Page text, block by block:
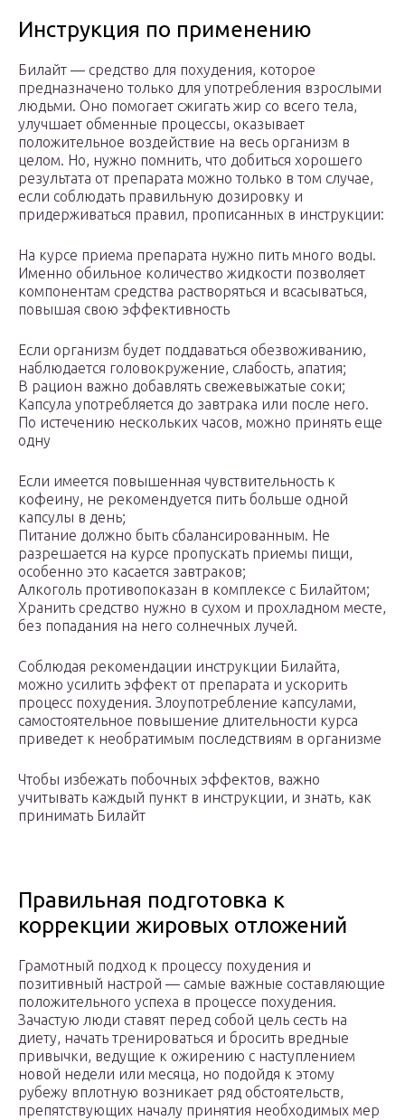
Инструкция по применению
Билайт — средство для похудения, которое
предназначено только для употребления взрослыми
людьми. Оно помогает сжигать жир со всего тела,
улучшает обменные процессы, оказывает
положительное воздействие на весь организм в
целом. Но, нужно помнить, что добиться хорошего
результата от препарата можно только в том случае,
если соблюдать правильную дозировку и
придерживаться правил, прописанных в инструкции:
На курсе приема препарата нужно пить много воды.
Именно обильное количество жидкости позволяет
компонентам средства растворяться и всасываться,
повышая свою эффективность
Если организм будет поддаваться обезвоживанию,
наблюдается головокружение, слабость, апатия;
В рацион важно добавлять свежевыжатые соки;
Капсула употребляется до завтрака или после него.
По истечению нескольких часов, можно принять еще
одну
Если имеется повышенная чувствительность к
кофеину, не рекомендуется пить больше одной
капсулы в день;
Питание должно быть сбалансированным. Не
разрешается на курсе пропускать приемы пищи,
особенно это касается завтраков;
Алкоголь противопоказан в комплексе с Билайтом;
Хранить средство нужно в сухом и прохладном месте,
без попадания на него солнечных лучей.
Соблюдая рекомендации инструкции Билайта,
можно усилить эффект от препарата и ускорить
процесс похудения. Злоупотребление капсулами,
самостоятельное повышение длительности курса
приведет к необратимым последствиям в организме
Чтобы избежать побочных эффектов, важно
учитывать каждый пункт в инструкции, и знать, как
принимать Билайт
Правильная подготовка к
коррекции жировых отложений
Грамотный подход к процессу похудения и
позитивный настрой — самые важные составляющие
положительного успеха в процессе похудения.
Зачастую люди ставят перед собой цель сесть на
диету, начать тренироваться и бросить вредные
привычки, ведущие к ожирению с наступлением
новой недели или месяца, но подойдя к этому
рубежу вплотную возникает ряд обстоятельств,
препятствующих началу принятия необходимых мер